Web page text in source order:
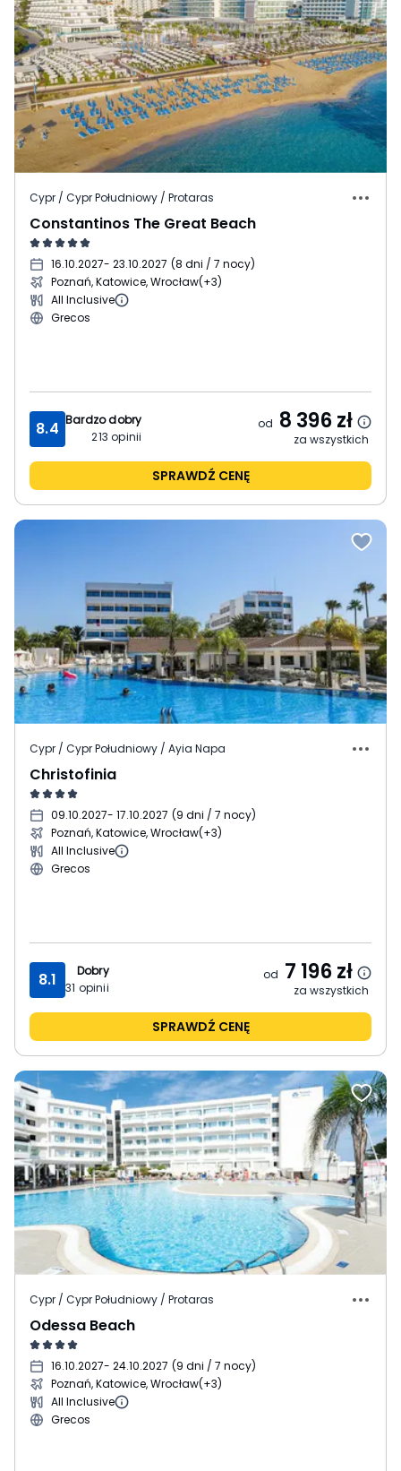
Cypr / Cypr Południowy / Protaras
Constantinos The Great Beach
16.10.2027- 23.10.2027 (8 dni / 7 nocy)
Poznań, Katowice, Wrocław(+3)
All Inclusive
Grecos
8.4 Bardzo dobry
213 opinii
od 8 396zł
za wszystkich
SPRAWDŹ CENĘ
Cypr / Cypr Południowy / Ayia Napa
Christofinia
09.10.2027- 17.10.2027 (9 dni / 7 nocy)
Poznań, Katowice, Wrocław(+3)
All Inclusive
Grecos
8.1
Dobry
31 opinii
od 7 196zł
za wszystkich
SPRAWDŹ CENĘ
Cypr / Cypr Południowy / Protaras
Odessa Beach
16.10.2027- 24.10.2027 (9 dni / 7 nocy)
Poznań, Katowice, Wrocław(+3)
All Inclusive
Grecos